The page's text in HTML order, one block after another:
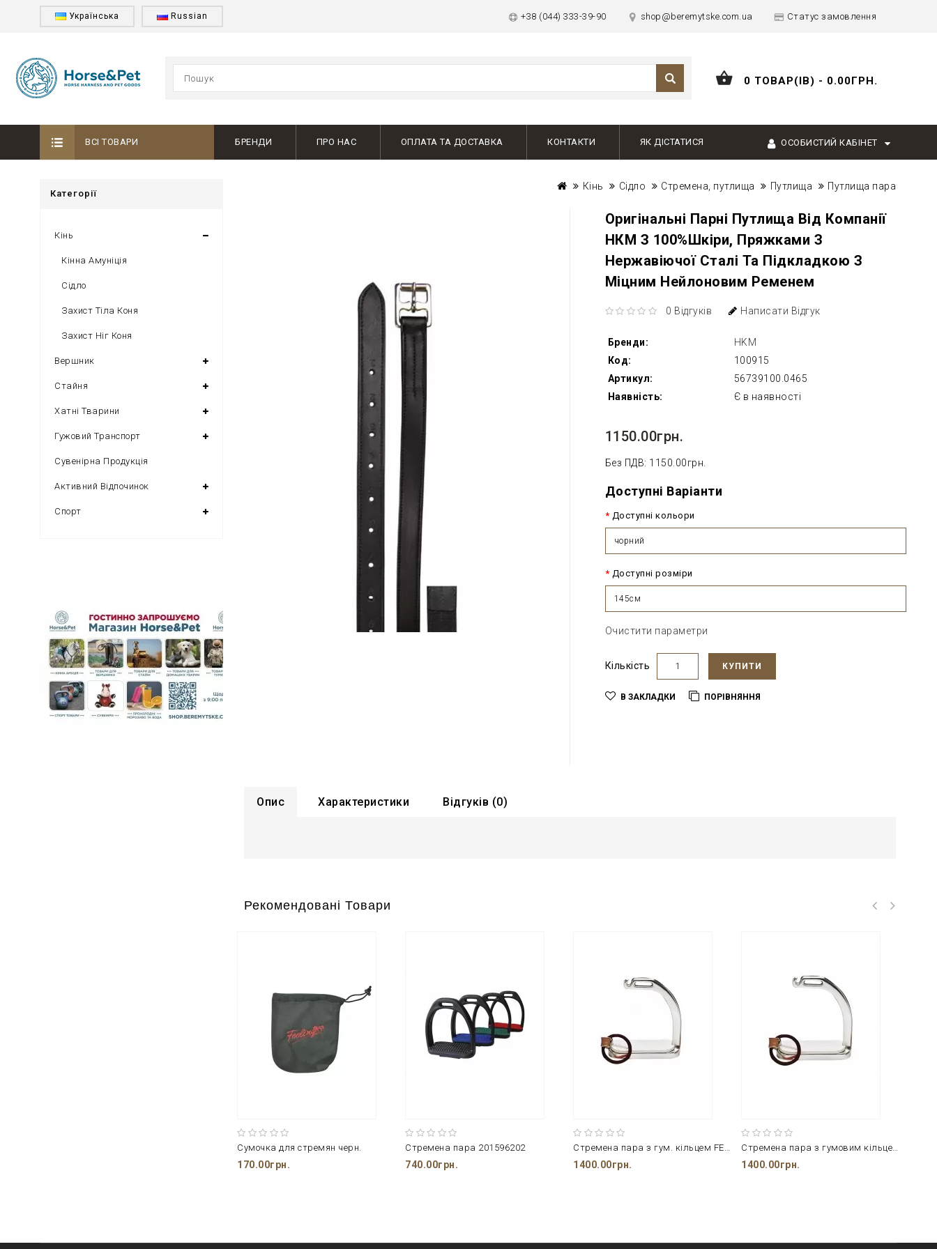
Українська Russian +38 (044) 333-39-90 shop@beremytske.com.ua Статус замовлення
0 ТОВАР(ІВ) - 0.00ГРН.
ВСІ ТОВАРИ БРЕНДИ ПРО НАС ОПЛАТА ТА ДОСТАВКА КОНТАКТИ ЯК ДІСТАТИСЯ ОСОБИСТИЙ КАБІНЕТ
Категорії
Кінь
Кінна Амуніція
Сідло
Захист Тіла Коня
Захист Ніг Коня
Вершник
Стайня
Хатні Тварини
Гужовий Транспорт
Сувенірна Продукція
Активний Відпочинок
Спорт
Кінь Сідло Стремена, путлища Путлища Путлища пара
Оригінальні Парні Путлища Від Компанії
НКМ З 100%шкіри, Пряжками З
Нержавіючої Сталі Та Підкладкою З
Міцним Нейлоновим Ременем
0 Відгуків Написати Відгук
Бренди:
HKM
Код:
100915
Артикул:
56739100.0465
Наявність:
Є в наявності
1150.00грн.
Без ПДВ: 1150.00грн.
Доступні Варіанти
Доступні кольори
чорний
Доступні розміри
145см
Очистити параметри
Кількість КУПИТИ
В ЗАКЛАДКИ ПОРІВНЯННЯ
Опис Характеристики Відгуків (0)
Рекомендовані Товари
Сумочка для стремян черн.
170.00грн.
Стремена пара 201596202
740.00грн.
Стремена пара з гум. кільцем FEELING
1400.00грн.
Стремена пара з гумовим кільцем FEELING
1400.00грн.